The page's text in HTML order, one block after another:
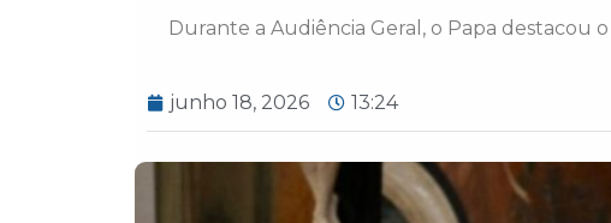
Durante a Audiência Geral, o Papa
junho 18, 2026 13:24